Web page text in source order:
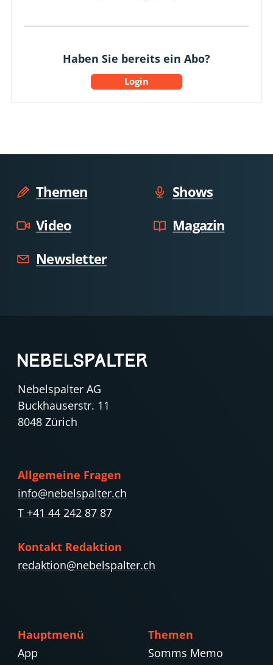
Haben Sie bereits ein Abo?
Login
Themen
Shows
Video
Magazin
Newsletter
Nebelspalter AG
Buckhauserstr. 11
8048 Zürich
Allgemeine Fragen
info@nebelspalter.ch
T +41 44 242 87 87
Kontakt Redaktion
redaktion@nebelspalter.ch
Hauptmenü
App
Themen
Somms Memo